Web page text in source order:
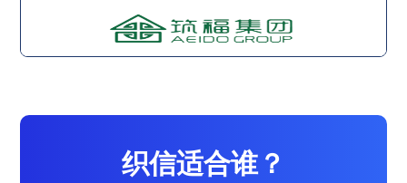
织信适合谁？